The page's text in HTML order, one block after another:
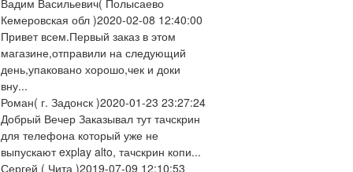
Вадим Васильевич( Полысаево
Кемеровская обл )2020-02-08 12:40:00
Привет всем.Первый заказ в этом
магазине,отправили на следующий
день,упаковано хорошо,чек и доки
вну...
Роман( г. Задонск )2020-01-23 23:27:24
Добрый Вечер Заказывал тут тачскрин
для телефона который уже не
выпускают explay alto, тачскрин копи...
Сергей ( Чита )2019-07-09 12:10:53